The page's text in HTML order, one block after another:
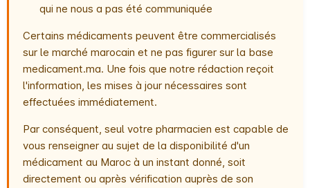
qui ne nous a pas été communiquée
Certains médicaments peuvent être commercialisés
sur le marché marocain et ne pas figurer sur la base
medicament.ma. Une fois que notre rédaction reçoit
l'information, les mises à jour nécessaires sont
effectuées immédiatement.
Par conséquent, seul votre pharmacien est capable de
vous renseigner au sujet de la disponibilité d'un
médicament au Maroc à un instant donné, soit
directement ou après vérification auprès de son